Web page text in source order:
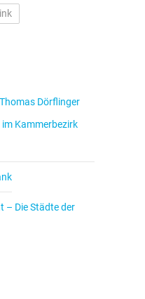
Dörflinger
Kammerbezirk
– Die Städte der